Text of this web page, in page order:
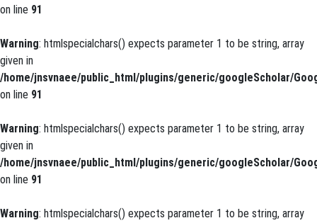
on line 91
Warning: htmlspecialchars() expects parameter 1 to be string, array
given in
/home/jnsvnaee/public_html/plugins/generic/googleScholar/
on line 91
Warning: htmlspecialchars() expects parameter 1 to be string, array
given in
/home/jnsvnaee/public_html/plugins/generic/googleScholar/
on line 91
Warning: htmlspecialchars() expects parameter 1 to be string, array